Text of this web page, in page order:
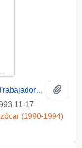
[Mensaje de la Central Unitaria de Trabajadores dirigido al Jefe de Gabinete Presidencial, mediante el cual adjunta solicitud del Sindicato de Estibadores N° 1 de Penco-Lirquén]
11-17
(1990-1994)